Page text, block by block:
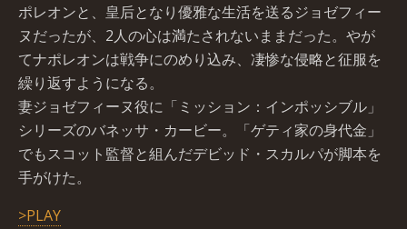
ポレオンと、皇后となり優雅な生活を送るジョゼフィー
ヌだったが、2人の心は満たされないままだった。やが
てナポレオンは戦争にのめり込み、凄惨な侵略と征服を
繰り返すようになる。
妻ジョゼフィーヌ役に「ミッション：インポッシブル」
シリーズのバネッサ・カービー。「ゲティ家の身代金」
でもスコット監督と組んだデビッド・スカルパが脚本を
手がけた。
>PLAY